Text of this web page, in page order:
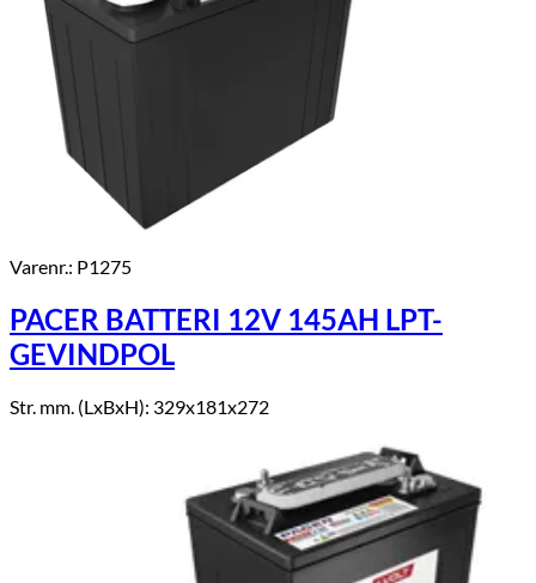
Varenr.: P1275
PACER BATTERI 12V 145AH LPT-
GEVINDPOL
Str. mm. (LxBxH): 329x181x272